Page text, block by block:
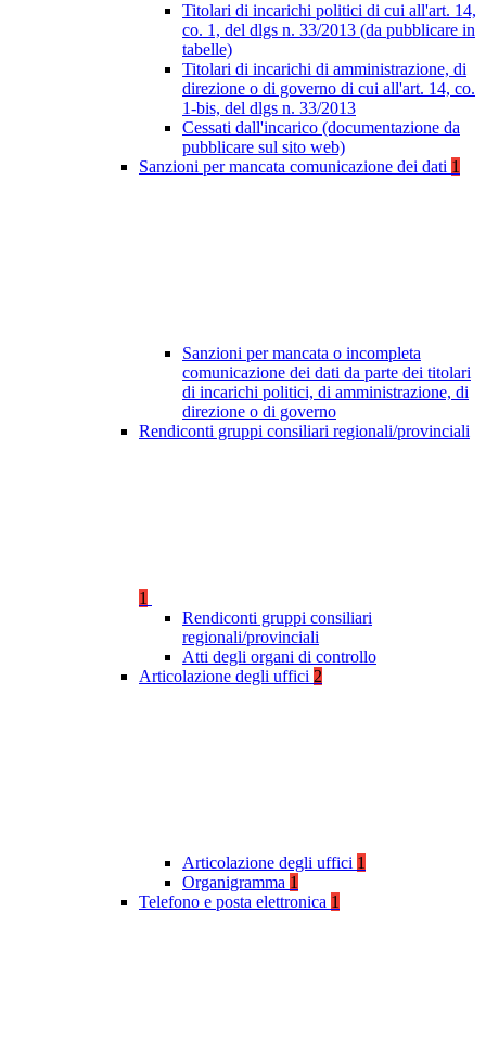
Titolari di incarichi politici di cui all'art. 14,
co. 1, del dlgs n. 33/2013 (da pubblicare in
tabelle)
Titolari di incarichi di amministrazione, di
direzione o di governo di cui all'art. 14, co.
1-bis, del dlgs n. 33/2013
Cessati dall'incarico (documentazione da
pubblicare sul sito web)
Sanzioni per mancata comunicazione dei dati 1
Sanzioni per mancata o incompleta
comunicazione dei dati da parte dei titolari
di incarichi politici, di amministrazione, di
direzione o di governo
Rendiconti gruppi consiliari regionali/provinciali
1
Rendiconti gruppi consiliari
regionali/provinciali
Atti degli organi di controllo
Articolazione degli uffici 2
Articolazione degli uffici 1
Organigramma 1
Telefono e posta elettronica 1